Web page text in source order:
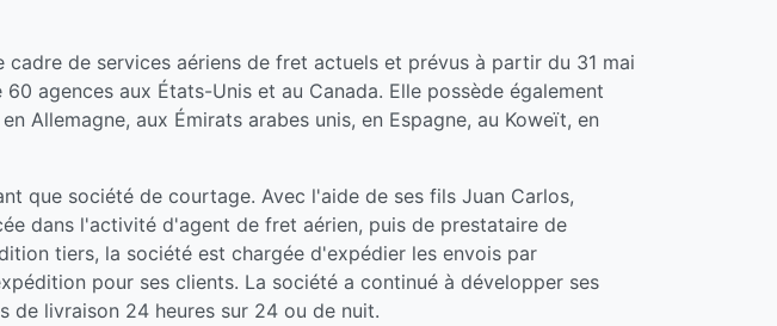
de services aériens de fret actuels et prévus à partir du 31 mai
agences aux États-Unis et au Canada. Elle possède également
Allemagne, aux Émirats arabes unis, en Espagne, au Koweït, en
que société de courtage. Avec l'aide de ses fils Juan Carlos,
dans l'activité d'agent de fret aérien, puis de prestataire de
tiers, la société est chargée d'expédier les envois par
pour ses clients. La société a continué à développer ses
de livraison 24 heures sur 24 ou de nuit.